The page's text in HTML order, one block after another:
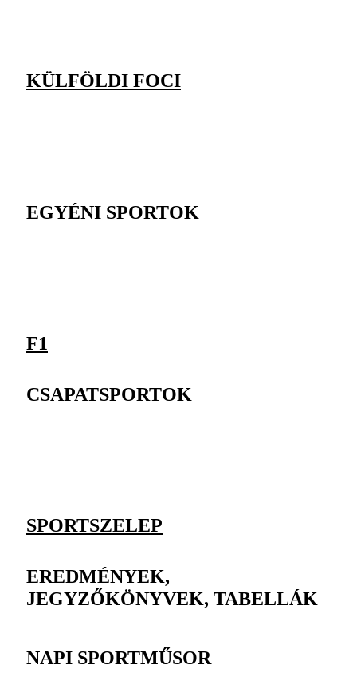
KÜLFÖLDI FOCI
EGYÉNI SPORTOK
F1
CSAPATSPORTOK
SPORTSZELEP
EREDMÉNYEK,
JEGYZŐKÖNYVEK, TABELLÁK
NAPI SPORTMŰSOR